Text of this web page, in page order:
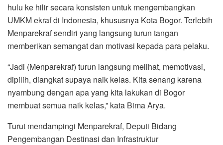
hulu ke hilir secara konsisten untuk mengembangkan
UMKM ekraf di Indonesia, khususnya Kota Bogor. Terlebih
Menparekraf sendiri yang langsung turun tangan
memberikan semangat dan motivasi kepada para pelaku.
“Jadi (Menparekraf) turun langsung melihat, memotivasi,
dipilih, diangkat supaya naik kelas. Kita senang karena
nyambung dengan apa yang kita lakukan di Bogor
membuat semua naik kelas,” kata Bima Arya.
Turut mendampingi Menparekraf, Deputi Bidang
Pengembangan Destinasi dan Infrastruktur